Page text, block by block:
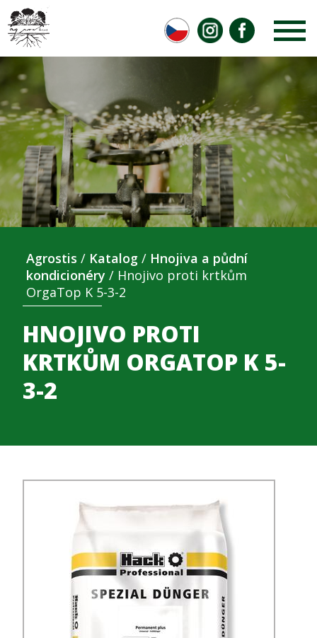
Agrostis / Katalog / Hnojiva a půdní
kondicionéry / Hnojivo proti krtkům
OrgaTop K 5-3-2
HNOJIVO PROTI
KRTKŮM ORGATOP K 5-
3-2